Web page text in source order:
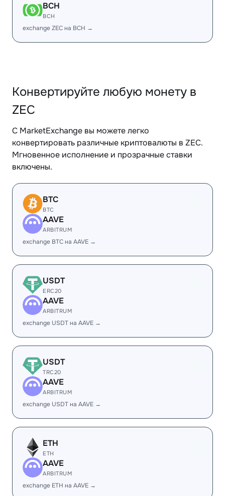
BCH
BCH
exchange ZEC на BCH →
Конвертируйте любую монету в
ZEC
С MarketExchange вы можете легко
конвертировать различные криптовалюты в ZEC.
Мгновенное исполнение и прозрачные ставки
включены.
BTC
BTC
AAVE
ARBITRUM
exchange BTC на AAVE →
USDT
ERC20
AAVE
ARBITRUM
exchange USDT на AAVE →
USDT
TRC20
AAVE
ARBITRUM
exchange USDT на AAVE →
ETH
ETH
AAVE
ARBITRUM
exchange ETH на AAVE →